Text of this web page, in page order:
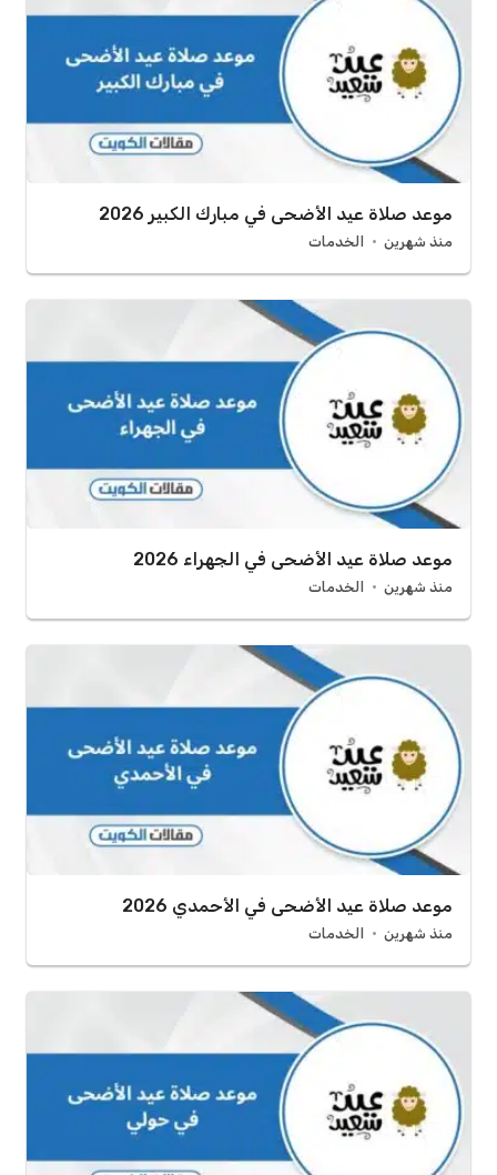
موعد صلاة عيد الأضحى في مبارك الكبير 2026
منذ شهرين الخدمات
موعد صلاة عيد الأضحى في الجهراء 2026
منذ شهرين الخدمات
موعد صلاة عيد الأضحى في الأحمدي 2026
منذ شهرين الخدمات